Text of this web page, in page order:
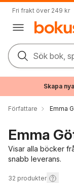
Fri frakt över 249 kr
Sök bok,
Skapa
Författare Emma
Emma
Visar alla böcker
snabb leverans.
32 produkter